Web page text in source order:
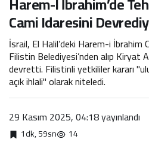
Cami Idaresini
İsrail, El Halil’deki Harem-i İbrahim
Filistin Belediyesi’nden alıp Kiryat
devretti. Filistinli yetkililer kararı
açık ihlali" olarak niteledi.
29 Kasım 2025, 04:18yayınlandı
1dk, 59sn 14